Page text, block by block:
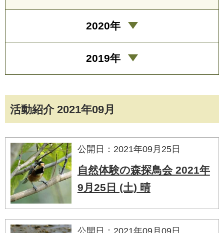
活動紹介 2021年09月
公開日：2021年09月25日
自然体験の森探鳥会 2021年
9月25日 (土) 晴
2020年
2019年